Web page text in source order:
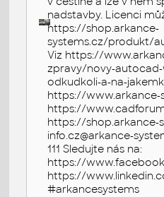
nadstavby. Licenci
https://shop.arkance-
systems.cz/produkt/
Viz https://
zpravy/novy-
odkudkoli-a-na-
https://www.arkance-
https://
https://shop.arkance-
info.cz@arkance-
111 Sledujte nás na:
https://
https://
#arkancesystems